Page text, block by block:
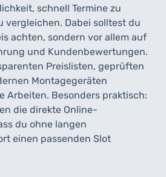
schnell Termine zu
vergleichen. Dabei solltest du
achten, sondern vor allem auf
und Kundenbewertungen.
Preislisten, geprüften
Montagegeräten
Arbeiten. Besonders praktisch:
die direkte Online-
du ohne langen
einen passenden Slot